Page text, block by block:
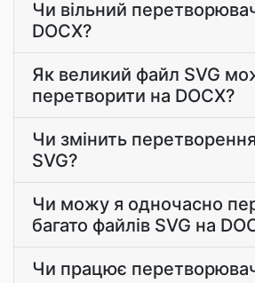
Чи вільний
DOCX?
Як великий файл SVG
перетворити на DOCX?
Чи змінить
SVG?
Чи можу я одночасно
багато файлів SVG на
Чи працює